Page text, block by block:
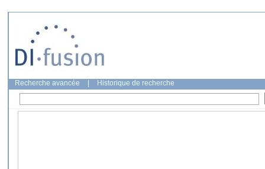
Recherche avancée Historique de recherche